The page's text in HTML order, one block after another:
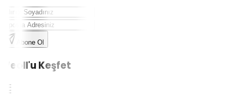
Abone Ol
Weoll'u Keşfet